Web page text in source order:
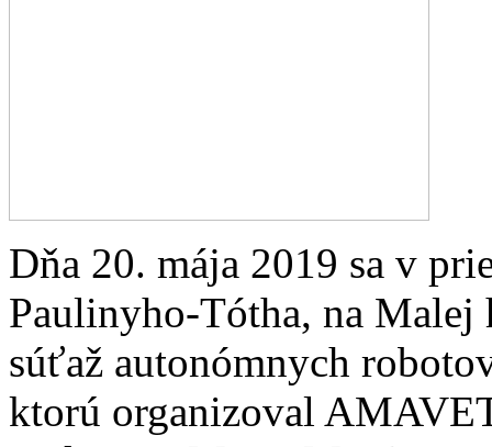
Dňa 20. mája 2019 sa v
Paulinyho-Tótha, na
súťaž autonómnych
ktorú organizoval